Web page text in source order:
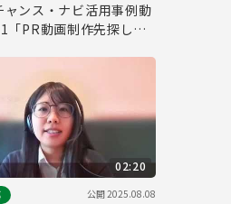
ャンス・ナビ活用事例動
「PR動画制作先探しで
02:20
公開2025.08.08